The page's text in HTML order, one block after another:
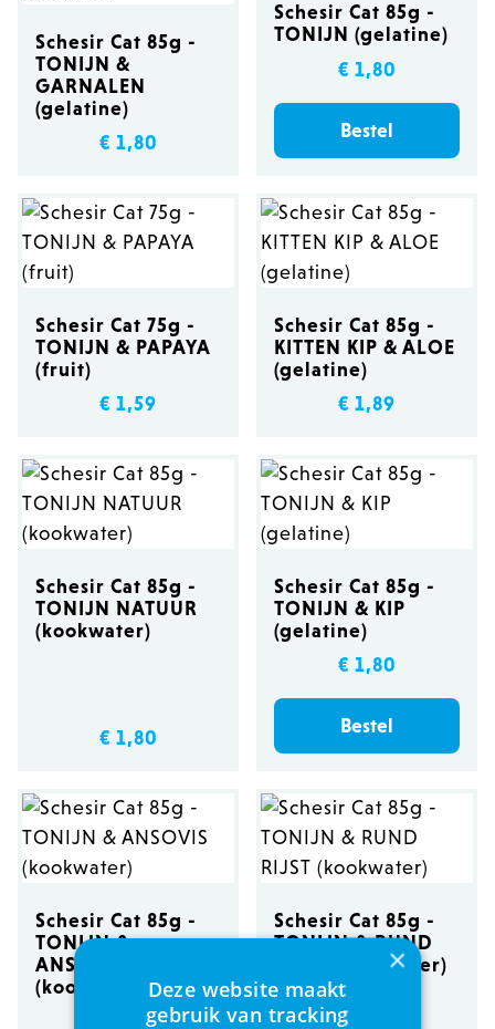
Schesir Cat 85g -
TONIJN &
GARNALEN
(gelatine)
€ 1,80
Schesir Cat 85g -
TONIJN (gelatine)
€ 1,80
Bestel
Schesir Cat 75g -
TONIJN & PAPAYA
(fruit)
€ 1,59
Schesir Cat 85g -
KITTEN KIP & ALOE
(gelatine)
€ 1,89
Schesir Cat 85g -
TONIJN NATUUR
(kookwater)
€ 1,80
Schesir Cat 85g -
TONIJN & KIP
(gelatine)
€ 1,80
Bestel
Schesir Cat 85g -
TONIJN &
ANSOVIS
(kookwater)
€ 1,80
Schesir Cat 85g -
TONIJN & RUND
RIJST (kookwater)
€ 1,80
×
Deze website maakt
gebruik van tracking